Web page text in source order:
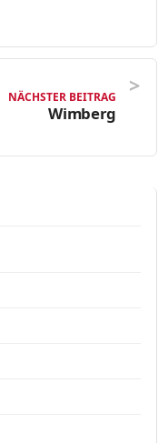
NÄCHSTER BEITRAG
Wimberg